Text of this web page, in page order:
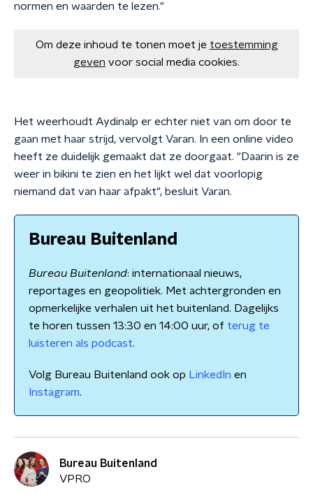
normen en waarden te lezen."
Om deze inhoud te tonen moet je toestemming
geven voor social media cookies.
Het weerhoudt Aydinalp er echter niet van om door te
gaan met haar strijd, vervolgt Varan. In een online video
heeft ze duidelijk gemaakt dat ze doorgaat. "Daarin is ze
weer in bikini te zien en het lijkt wel dat voorlopig
niemand dat van haar afpakt", besluit Varan.
Bureau Buitenland
Bureau Buitenland: internationaal nieuws,
reportages en geopolitiek. Met achtergronden en
opmerkelijke verhalen uit het buitenland. Dagelijks
te horen tussen 13:30 en 14:00 uur, of terug te
luisteren als podcast.
Volg Bureau Buitenland ook op LinkedIn en
Instagram.
Bureau Buitenland
VPRO